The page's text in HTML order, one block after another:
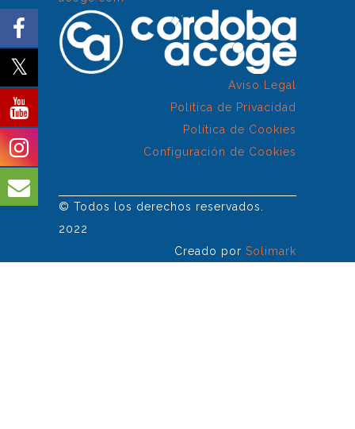
Aviso Legal
Política de Privacidad
Política de Cookies
Configuración de Cookies
© Todos los derechos reservados.
2022
Creado por Solimark